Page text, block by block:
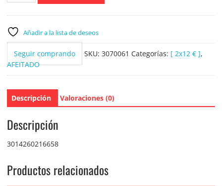
5
uds
2
laminas)
Añadir a la lista de deseos
Seguir comprando SKU: 3070061 Categorías: [ 2x12 € ],
AFEITADO
Descripción Valoraciones (0)
Descripción
3014260216658
Productos relacionados